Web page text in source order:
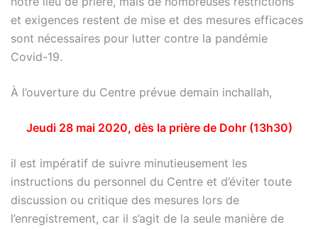
et exigences restent de mise et des mesures efficaces
sont nécessaires pour lutter contre la pandémie
Covid-19.
À l’ouverture du Centre prévue demain inchallah,
Jeudi 28 mai 2020, dès la prière de Dohr (13h30)
il est impératif de suivre minutieusement les
instructions du personnel du Centre et d’éviter toute
discussion ou critique des mesures lors de
l’enregistrement, car il s’agit de la seule manière de